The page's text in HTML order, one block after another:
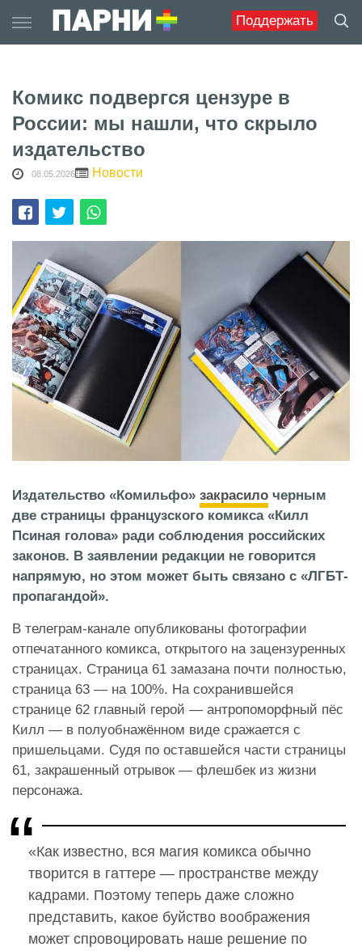
Поддержать
to
content
Комикс подвергся цензуре в
России: мы нашли, что скрыло
издательство
08.05.2026 Новости
Издательство «Комильфо» закрасило черным
две страницы французского комикса «Килл
Псиная голова» ради соблюдения российских
законов. В заявлении редакции не говорится
напрямую, но этом может быть связано с «ЛГБТ-
пропагандой».
В телеграм-канале опубликованы фотографии
отпечатанного комикса, открытого на зацензуренных
страницах. Страница 61 замазана почти полностью,
страница 63 — на 100%. На сохранившейся
странице 62 главный герой — антропоморфный пёс
Килл — в полуобнажённом виде сражается с
пришельцами. Судя по оставшейся части страницы
61, закрашенный отрывок — флешбек из жизни
персонажа.
«Как известно, вся магия комикса обычно
творится в гаттере — пространстве между
кадрами. Поэтому теперь даже сложно
представить, какое буйство воображения
может спровоцировать наше решение по